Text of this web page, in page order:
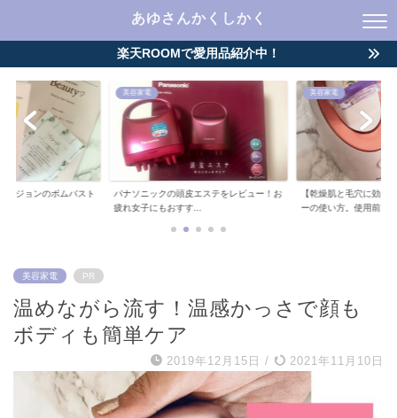
あゆさんかくしかく
楽天ROOMで愛用品紹介中！
エステをレビュー！お
美容家電
【乾燥肌と毛穴に効果】ナノケアスチーマ
ーの使い方。使用前...
スキンケア
資生堂レシピストのプ
液をアラサーが使っ...
美容家電 PR
温めながら流す！温感かっさで顔も
ボディも簡単ケア
2019年12月15日 / 2021年11月10日